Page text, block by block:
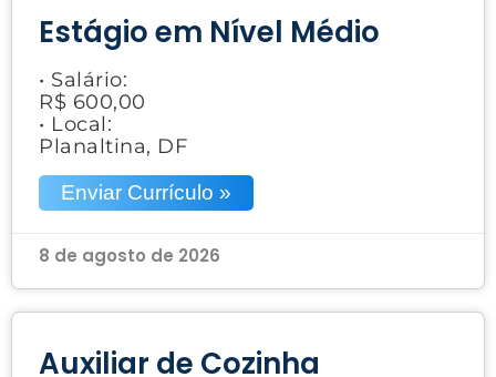
Estágio em Nível Médio
• Salário:
R$ 600,00
• Local:
Planaltina, DF
Enviar Currículo »
8 de agosto de 2026
Auxiliar de Cozinha